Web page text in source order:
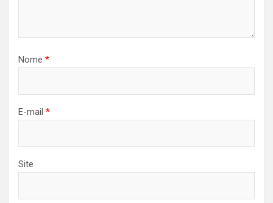
Nome *
E-mail *
Site